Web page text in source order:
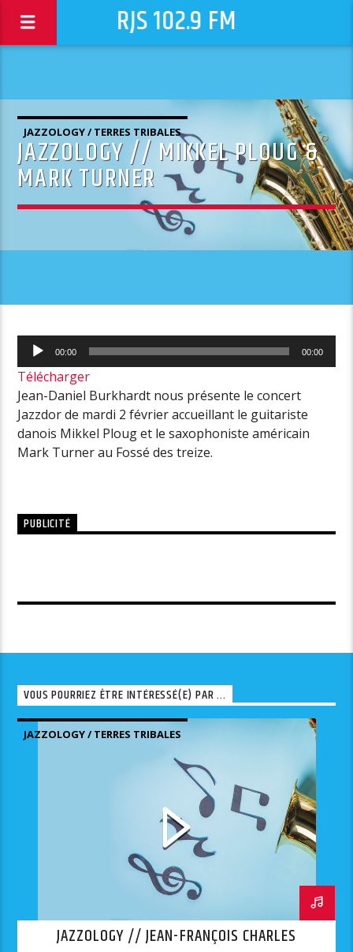
RJS 102.9 FM
JAZZOLOGY / TERRES TRIBALES
JAZZOLOGY // MIKKEL PLOUG &
MARK TURNER
Lecteur
audio
00:00 00:00
Télécharger
Jean-Daniel Burkhardt nous présente le concert
Jazzdor de mardi 2 février accueillant le guitariste
danois Mikkel Ploug et le saxophoniste américain
Mark Turner au Fossé des treize.
PUBLICITÉ
VOUS POURRIEZ ÊTRE INTÉRESSÉ(E) PAR ...
JAZZOLOGY / TERRES TRIBALES
JAZZOLOGY // JEAN-FRANÇOIS CHARLES